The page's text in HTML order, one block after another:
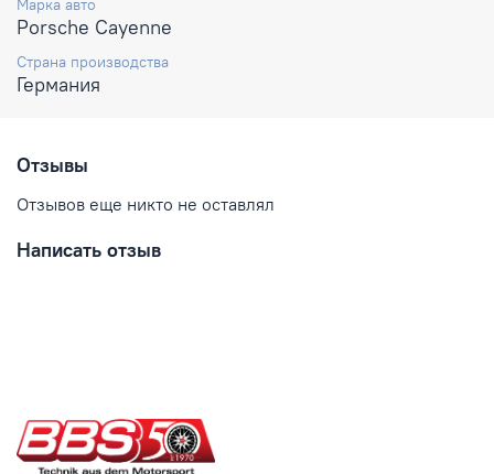
Марка авто
Porsche Cayenne
Страна производства
Германия
Отзывы
Отзывов еще никто не оставлял
Написать отзыв